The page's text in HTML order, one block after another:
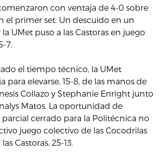
con ventaja de 4-0 sobre
el primer set. Un descuido en un
UMet puso a las Castoras en juego
7.
el tiempo técnico, la UMet
para elevarse, 15-8, de las manos de
Collazo y Stephanie Enright junto
Matos. La oportunidad de
cerrado para la Politécnica no
juego colectivo de las Cocodrilas
Castoras, 25-13.